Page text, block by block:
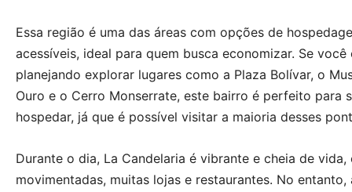
Essa região é uma das áreas com opções de
acessíveis, ideal para quem busca economizar. Se você
planejando explorar lugares como a Plaza Bolívar, o
Ouro e o Cerro Monserrate, este bairro é perfeito para
hospedar, já que é possível visitar a maioria desses
Durante o dia, La Candelaria é vibrante e cheia de vida,
movimentadas, muitas lojas e restaurantes. No entanto,